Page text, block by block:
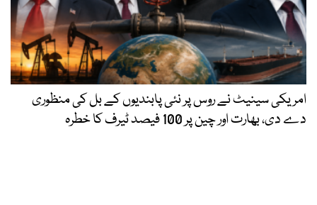
امریکی سینیٹ نے روس پر نئی پابندیوں کے بل کی منظوری
دے دی، بھارت اور چین پر 100 فیصد ٹیرف کا خطرہ